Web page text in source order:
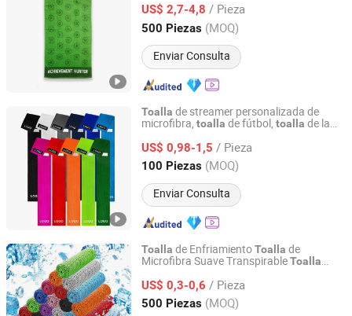
US$ 2,7-4,8 / Pieza
500 Piezas (MOQ)
Enviar Consulta
Jiangsu, China Desde 2024
Toalla de streamer personalizada de
microfibra, toalla de fútbol, toalla de la
US$ 0,98-1,5 / Pieza
100 Piezas (MOQ)
Enviar Consulta
Hebei Ailuoha Import and Export Co., Ltd.
Hebei, China Desde 2025
Toalla de EnfriamientoToalla de
Microfibra Suave TranspirableToalla
Camping Correr
US$ 0,3-0,6 / Pieza
500 Piezas (MOQ)
Hebei Ailuoha Import and Export Co., Ltd.
Hebei, China Desde 2025